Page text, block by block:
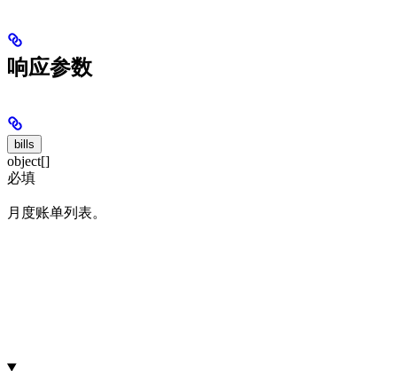
响应参数
bills
object[]
必填
月度账单列表。